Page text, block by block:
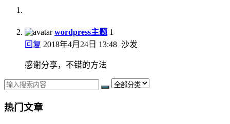
wordpress主题 1
回复 2018年4月24日 13:48 沙发
感谢分享，不错的方法
热门文章